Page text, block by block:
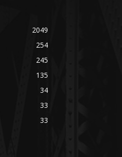
2049
254
245
135
34
33
33